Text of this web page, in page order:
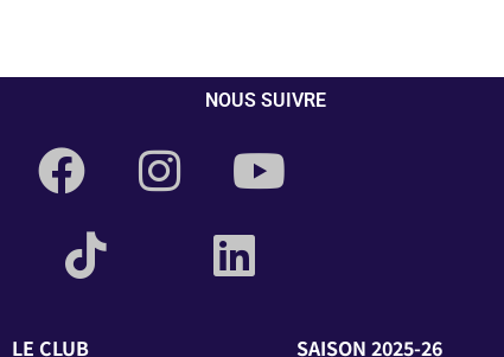
NOUS SUIVRE
LE CLUB SAISON 2025-26